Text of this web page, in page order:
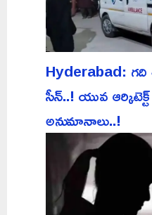
Hyderabad: గది
సీన్..! యువ
అనుమానాలు..!